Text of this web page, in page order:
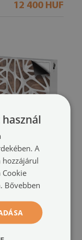
12 400 HUF
takaró
háló a fán
292939222)
80x60 cm
12 400 HUF
A
Cookie
Bővebben